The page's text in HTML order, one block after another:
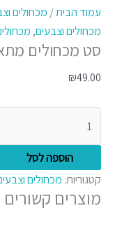
עמוד הבית/ מכחולים
מכחולים וצבעים,
סט מכחולים
₪49.00
של
סט
מכחולים
למים
ואקריליק
הוספה לסל
קטגוריות: מכחולים
מוצרים קשורים